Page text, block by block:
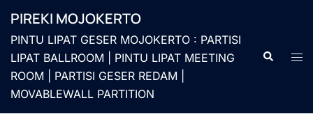
kePIREKI MOJOKERTO
PINTU LIPAT GESER MOJOKERTO : PARTISI
LIPAT BALLROOM | PINTU LIPAT MEETING
ROOM | PARTISI GESER REDAM |
MOVABLEWALL PARTITION
Cari